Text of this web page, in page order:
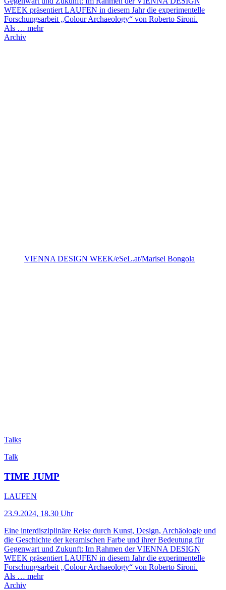
WEEK präsentiert LAUFEN in diesem Jahr die experimentelle
Forschungsarbeit „Colour Archaeology“ von Roberto Sironi.
Als … mehr
Archiv
VIENNA DESIGN WEEK/eSeL.at/Marisel Bongola
Talks
Talk
TIME JUMP
LAUFEN
23.9.2024, 18.30 Uhr
Eine interdisziplinäre Reise durch Kunst, Design, Archäologie und
die Geschichte der keramischen Farbe und ihrer Bedeutung für
Gegenwart und Zukunft: Im Rahmen der VIENNA DESIGN
WEEK präsentiert LAUFEN in diesem Jahr die experimentelle
Forschungsarbeit „Colour Archaeology“ von Roberto Sironi.
Als … mehr
Archiv